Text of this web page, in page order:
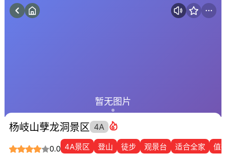
暂无图片
杨岐山孽龙洞景区 4A
0.0 4A景区 登山 徒步 观景台 适合全家 值